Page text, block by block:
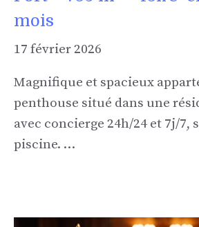
mois
17 février 2026
Magnifique et spacieux
penthouse situé dans une
avec concierge 24h/24 et 7j/7,
piscine. …